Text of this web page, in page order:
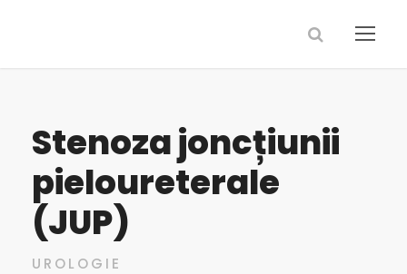
Stenoza joncțiunii
pieloureterale
(JUP)
UROLOGIE